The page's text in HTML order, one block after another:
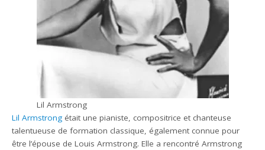
Lil Armstrong
Lil Armstrong était une pianiste, compositrice et chanteuse
talentueuse de formation classique, également connue pour
être l’épouse de Louis Armstrong. Elle a rencontré Armstrong